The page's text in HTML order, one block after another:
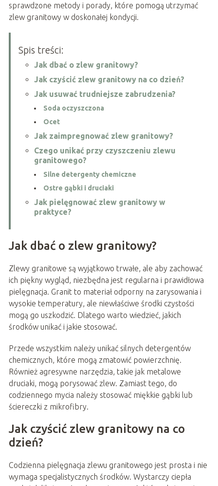
sprawdzone metody i porady, które pomogą utrzymać
zlew granitowy w doskonałej kondycji.
Spis treści:
Jak dbać o zlew granitowy?
Jak czyścić zlew granitowy na co dzień?
Jak usuwać trudniejsze zabrudzenia?
Soda oczyszczona
Ocet
Jak zaimpregnować zlew granitowy?
Czego unikać przy czyszczeniu zlewu
granitowego?
Silne detergenty chemiczne
Ostre gąbki i druciaki
Jak pielęgnować zlew granitowy w
praktyce?
Jak dbać o zlew granitowy?
Zlewy granitowe są wyjątkowo trwałe, ale aby zachować
ich piękny wygląd, niezbędna jest regularna i prawidłowa
pielęgnacja. Granit to materiał odporny na zarysowania i
wysokie temperatury, ale niewłaściwe środki czystości
mogą go uszkodzić. Dlatego warto wiedzieć, jakich
środków unikać i jakie stosować.
Przede wszystkim należy unikać silnych detergentów
chemicznych, które mogą zmatowić powierzchnię.
Również agresywne narzędzia, takie jak metalowe
druciaki, mogą porysować zlew. Zamiast tego, do
codziennego mycia należy stosować miękkie gąbki lub
ściereczki z mikrofibry.
Jak czyścić zlew granitowy na co
dzień?
Codzienna pielęgnacja zlewu granitowego jest prosta i nie
wymaga specjalistycznych środków. Wystarczy ciepła